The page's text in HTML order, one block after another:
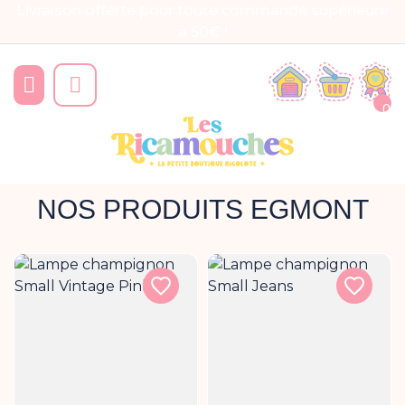
 
0
NOS PRODUITS EGMONT